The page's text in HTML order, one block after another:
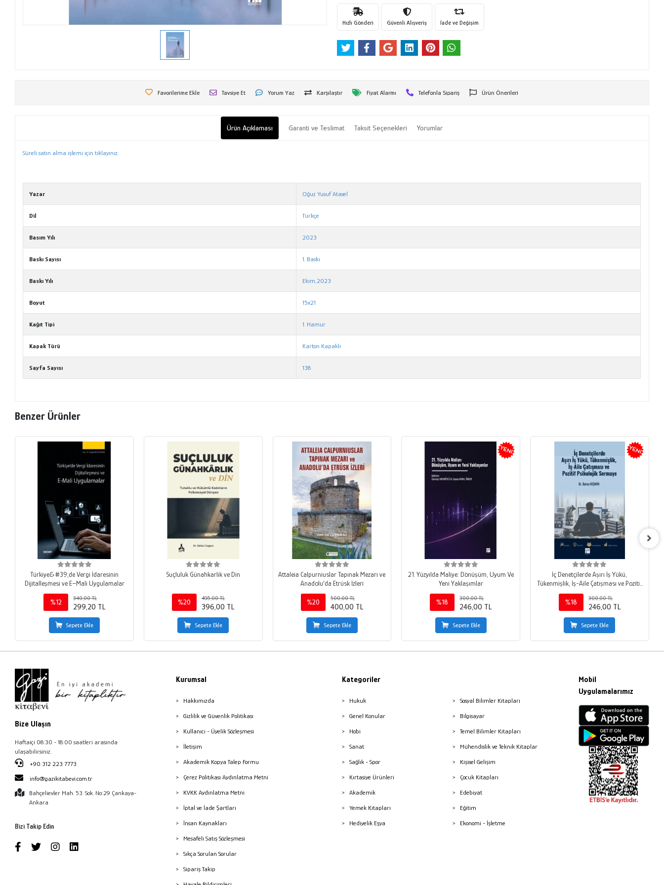
Hızlı Gönderi Güvenli Alışveriş İade ve Değişim
Favorilerime Ekle Tavsiye Et Yorum Yaz Karşılaştır Fiyat Alarmı Telefonla Sipariş Ürün Önerileri
Ürün Açıklaması Garanti ve Teslimat Taksit Seçenekleri Yorumlar
Süreli satın alma işlemi için tıklayınız.
Yazar Oğuz Yusuf Atasel
Dil Türkçe
Basım Yılı 2023
Baskı Sayısı 1. Baskı
Baskı Yılı Ekim,2023
Boyut 15x21
Kağıt Tipi 1. Hamur
Kapak Türü Karton Kapaklı
Sayfa Sayısı 138
Benzer Ürünler
Türkiye&#39;de Vergi İdaresinin
Dijitalleşmesi ve E–Mali Uygulamalar
%12
340,00 TL
299,20 TL
Sepete Ekle
Suçluluk Günahkarlık ve Din
%20
495,00 TL
396,00 TL
Sepete Ekle
Attaleia Calpurniuslar Tapınak Mezarı ve
Anadolu’da Etrüsk İzleri
%20
500,00 TL
400,00 TL
Sepete Ekle
21. Yüzyılda Maliye: Dönüşüm, Uyum Ve
Yeni Yaklaşımlar
%18
300,00 TL
246,00 TL
Sepete Ekle
İç Denetçilerde Aşırı İş Yükü,
Tükenmişlik, İş-Aile Çatışması ve Pozitif
Psikolojik Sermaye
%18
300,00 TL
246,00 TL
Sepete Ekle
Bize Ulaşın
Haftaiçi 08:30 - 18:00 saatleri arasında
ulaşabilirsiniz.
+90 312 223 7773
info@gazikitabevi.com.tr
Bahçelievler Mah. 53. Sok. No:29 Çankaya-
Ankara
Bizi Takip Edin
Kurumsal
Hakkımızda
Gizlilik ve Güvenlik Politikası
Kullanıcı - Üyelik Sözleşmesi
İletişim
Akademik Kopya Talep Formu
Çerez Politikası Aydınlatma Metni
KVKK Aydınlatma Metni
İptal ve İade Şartları
İnsan Kaynakları
Mesafeli Satış Sözleşmesi
Sıkça Sorulan Sorular
Sipariş Takip
Kategoriler
Hukuk
Genel Konular
Hobi
Sanat
Sağlık - Spor
Kırtasiye Ürünleri
Akademik
Yemek Kitapları
Hediyelik Eşya
Sosyal Bilimler Kitapları
Bilgisayar
Temel Bilimler Kitapları
Mühendislik ve Teknik Kitaplar
Kişisel Gelişim
Çocuk Kitapları
Edebiyat
Eğitim
Ekonomi - İşletme
Mobil
Uygulamalarımız